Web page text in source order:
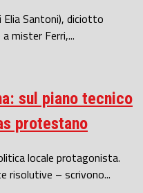
Santoni), diciotto
mister Ferri,...
sul piano tecnico
protestano
locale protagonista.
risolutive – scrivono...